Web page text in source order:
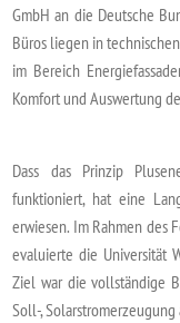
GmbH an die Deutsche
Büros liegen in
im Bereich
Komfort und Auswertung
Dass das Prinzip
funktioniert, hat eine
erwiesen. Im Rahmen des
evaluierte die Universität
Ziel war die vollständige
Soll-,